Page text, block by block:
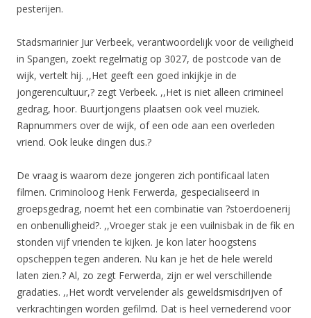
pesterijen.
Stadsmarinier Jur Verbeek, verantwoordelijk voor de veiligheid
in Spangen, zoekt regelmatig op 3027, de postcode van de
wijk, vertelt hij. ,,Het geeft een goed inkijkje in de
jongerencultuur,? zegt Verbeek. ,,Het is niet alleen crimineel
gedrag, hoor. Buurtjongens plaatsen ook veel muziek.
Rapnummers over de wijk, of een ode aan een overleden
vriend. Ook leuke dingen dus.?
De vraag is waarom deze jongeren zich pontificaal laten
filmen. Criminoloog Henk Ferwerda, gespecialiseerd in
groepsgedrag, noemt het een combinatie van ?stoerdoenerij
en onbenulligheid?. ,,Vroeger stak je een vuilnisbak in de fik en
stonden vijf vrienden te kijken. Je kon later hoogstens
opscheppen tegen anderen. Nu kan je het de hele wereld
laten zien.? Al, zo zegt Ferwerda, zijn er wel verschillende
gradaties. ,,Het wordt vervelender als geweldsmisdrijven of
verkrachtingen worden gefilmd. Dat is heel vernederend voor